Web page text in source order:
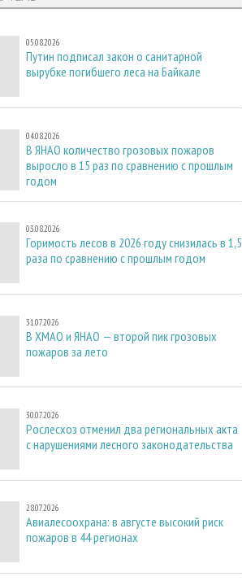
05.08.2026
Путин подписал закон о санитарной
вырубке погибшего леса на Байкале
04.08.2026
В ЯНАО количество грозовых пожаров
выросло в 15 раз по сравнению с прошлым
годом
03.08.2026
Горимость лесов в 2026 году снизилась в 1,5
раза по сравнению с прошлым годом
31.07.2026
В ХМАО и ЯНАО — второй пик грозовых
пожаров за лето
30.07.2026
Рослесхоз отменил два региональных акта
с нарушениями лесного законодательства
28.07.2026
Авиалесоохрана: в августе высокий риск
пожаров в 44 регионах